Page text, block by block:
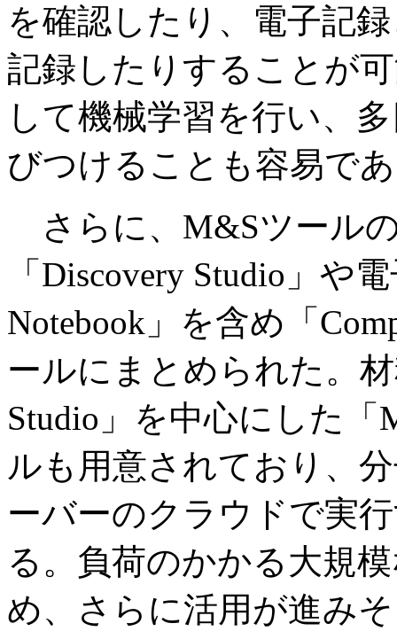
を確認したり、電子記
記録したりすることが
して機械学習を行い、
びつけることも容易で
さらに、M&Sツール
「Discovery Studio」や
Notebook」を含め「
ールにまとめられた。
Studio」を中心にした「
ルも用意されており、
ーバーのクラウドで実
る。負荷のかかる大規
め、さらに活用が進み